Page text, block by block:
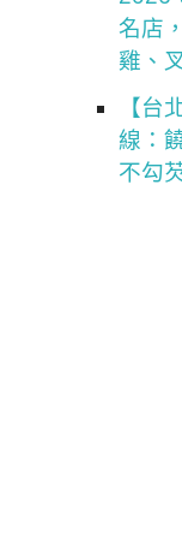
名店
雞、
【台
線：
不勾